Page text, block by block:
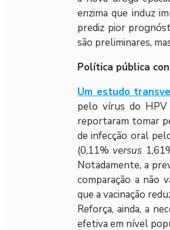
enzima que induz
prediz pior
são preliminares,
Política pública
Um estudo
pelo vírus do HPV
reportaram tomar
de infecção oral
(0,11% versus
Notadamente, a
comparação a não
que a vacinação
Reforça, ainda, a
efetiva em nível